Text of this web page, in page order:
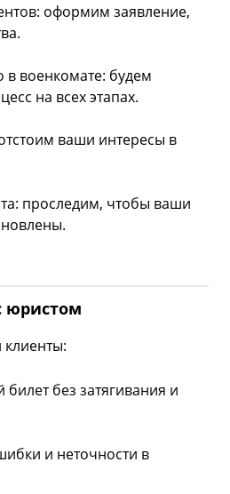
оформим заявление,
в военкомате: будем
на всех этапах.
ваши интересы в
проследим, чтобы ваши
юристом
без затягивания и
и неточности в